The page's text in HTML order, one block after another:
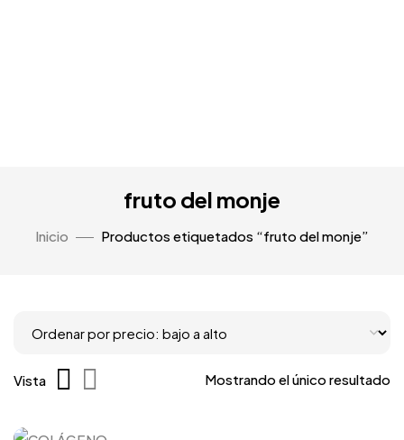
fruto del monje
Inicio Productos etiquetados “fruto del monje”
Mostrando el único resultado
Vista